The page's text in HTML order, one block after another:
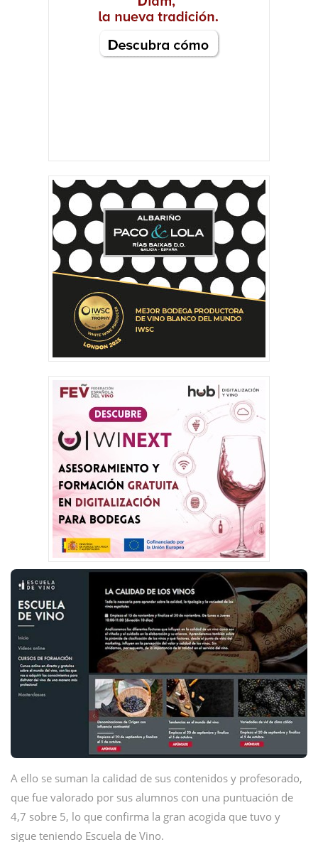
A ello se suman la calidad de sus contenidos y profesorado,
que fue valorado por sus alumnos con una puntuación de
4,7 sobre 5, lo que confirma la gran acogida que tuvo y
sigue teniendo Escuela de Vino.